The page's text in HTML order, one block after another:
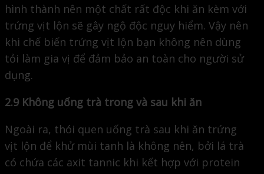
hình thành nên một chất rất độc khi ăn kèm với
trứng vịt lộn sẽ gây ngộ độc nguy hiểm. Vậy nên
khi chế biến trứng vịt lộn bạn không nên dùng
tỏi làm gia vị để đảm bảo an toàn cho người sử
dụng.
2.9 Không uống trà trong và sau khi ăn
Ngoài ra, thói quen uống trà sau khi ăn trứng
vịt lộn để khử mùi tanh là không nên, bởi lá trà
có chứa các axit tannic khi kết hợp với protein